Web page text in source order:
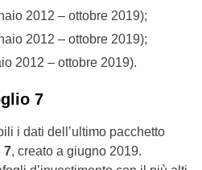
2012 – ottobre 2019);
2012 – ottobre 2019);
2012 – ottobre 2019).
7
i dati dell’ultimo pacchetto
7, creato a giugno 2019.